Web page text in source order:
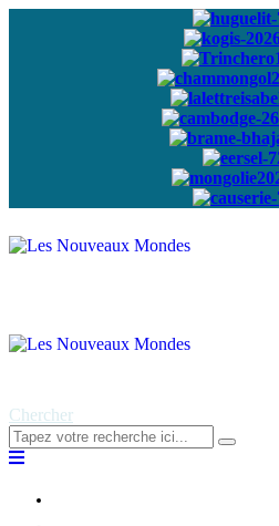
Abonnez-vous à
Chercher